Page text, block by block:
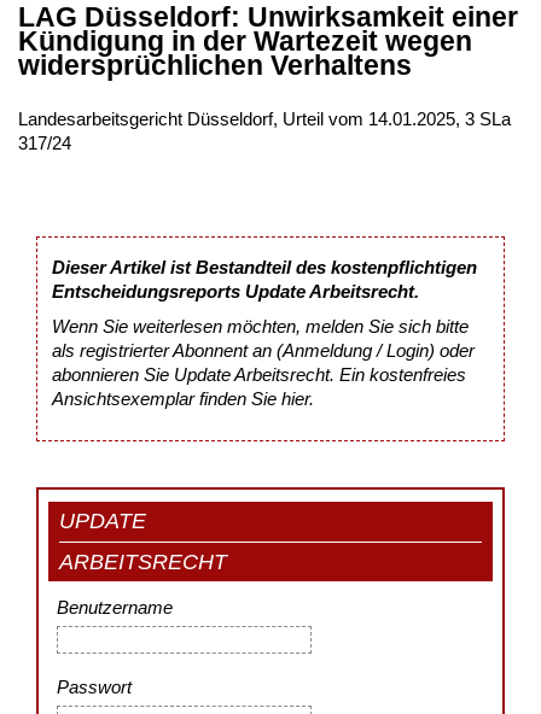
LAG Düsseldorf: Unwirksamkeit einer
Kündigung in der Wartezeit wegen
widersprüchlichen Verhaltens
Landesarbeitsgericht Düsseldorf, Urteil vom 14.01.2025, 3 SLa
317/24
Dieser Artikel ist Bestandteil des kostenpflichtigen
Entscheidungsreports Update Arbeitsrecht.
Wenn Sie weiterlesen möchten, melden Sie sich bitte
als registrierter Abonnent an (Anmeldung / Login) oder
abonnieren Sie Update Arbeitsrecht. Ein kostenfreies
Ansichtsexemplar finden Sie hier.
UPDATE
ARBEITSRECHT
Benutzername
Passwort